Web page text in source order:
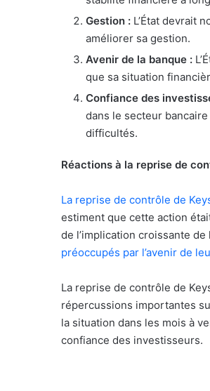
Gestion : L’État devrait
améliorer sa gestion.
Avenir de la banque :
que sa situation
Confiance des
dans le secteur
difficultés.
Réactions à la reprise de
La reprise de contrôle de
estiment que cette action
de l’implication croissante de
préoccupés par l’avenir de
La reprise de contrôle de
répercussions importantes
la situation dans les mois à
confiance des investisseurs.